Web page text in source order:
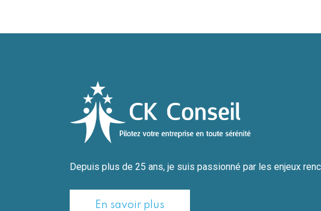
Depuis plus de 25 ans, je suis passionné par les enjeux
En savoir plus